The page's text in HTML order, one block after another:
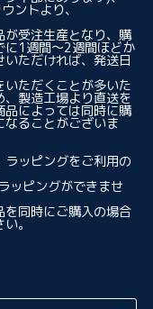
ントより、
受注生産となり、購
に1週間〜2週間ほどか
ただければ、発送日
ただくことが多いた
製造工場より直送を
品によっては同時に購
ることがございま
ッピングをご利用の
ッピングができませ
を同時にご購入の場合
。